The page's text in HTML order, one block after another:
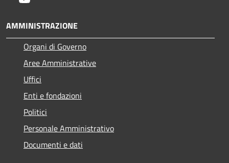
AMMINISTRAZIONE
Organi di Governo
Aree Amministrative
Uffici
Enti e fondazioni
Politici
Personale Amministrativo
Documenti e dati